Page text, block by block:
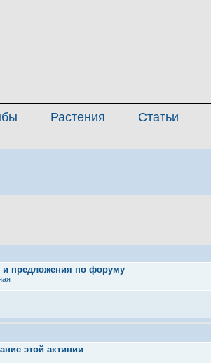
Растения Статьи
и предложения по форуму
этой актинии